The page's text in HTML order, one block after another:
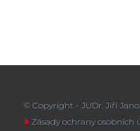
© Copyright - JUDr. Jiří
■ Zásady ochrany osobních